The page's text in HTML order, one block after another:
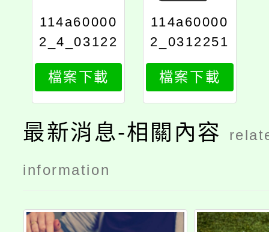
114a60000
2_4_03122
512855
檔案下載
114a60000
2_0312251
2855_print
檔案下載
最新消息-相關內容
information